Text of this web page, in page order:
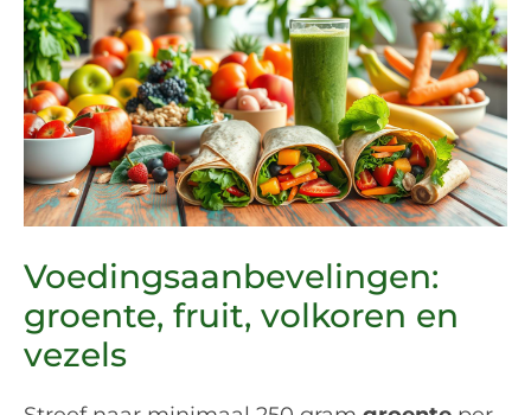
Voedingsaanbevelingen:
groente, fruit, volkoren en
vezels